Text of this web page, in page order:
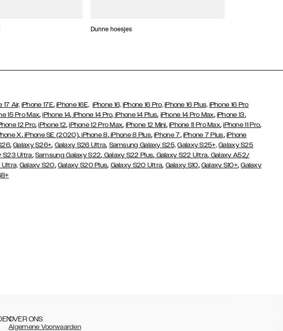
Dunne hoesjes
17 Air, iPhone 17E,iPhone 16E, iPhone 16, iPhone 16 Pro, iPhone 16 Plus, iPhone 16 Pro
15 Pro Max,iPhone 14, iPhone 14 Pro, iPhone 14 Plus, iPhone 14 Pro Max, iPhone 13,
12 Pro,iPhone 12,iPhone 12 Pro Max, iPhone 12 Mini, iPhone 11 Pro Max,iPhone 11 Pro,
X,iPhone SE (2020),iPhone 8,iPhone 8 Plus,iPhone 7, iPhone 7 Plus, iPhone
,Galaxy S26+, Galaxy S26 Ultra, Samsung Galaxy S25, Galaxy S25+, Galaxy S25
S23 Ultra, Samsung Galaxy S22, Galaxy S22 Plus, Galaxy S22 Ultra, Galaxy A52/
Ultra, Galaxy S20, Galaxy S20 Plus, Galaxy S20 Ultra, Galaxy S10, Galaxy S10+,Galaxy
OVER ONS
Algemene Voorwaarden